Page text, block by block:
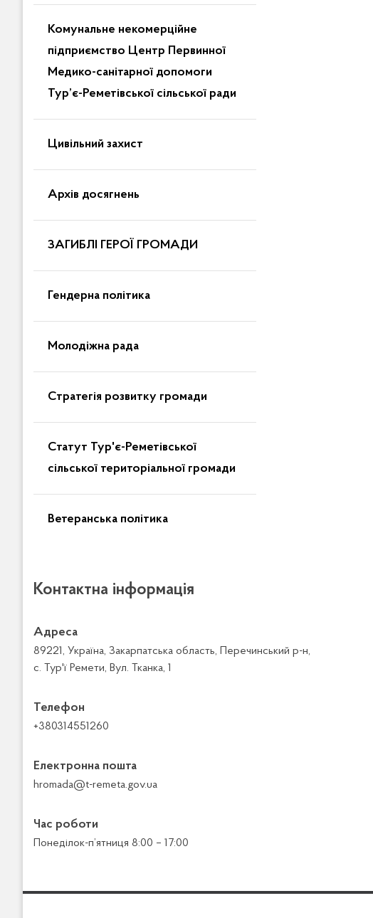
Комунальне некомерційне
підприємство Центр Первинної
Медико-санітарної допомоги
Тур’є-Реметівської сільської ради
Цивільний захист
Архів досягнень
ЗАГИБЛІ ГЕРОЇ ГРОМАДИ
Гендерна політика
Молодіжна рада
Стратегія розвитку громади
Статут Тур'є-Реметівської
сільської територіальної громади
Ветеранська політика
Контактна інформація
Адреса
89221, Україна, Закарпатська область, Перечинський р-н,
с. Тур'ї Ремети, Вул. Тканка, 1
Телефон
+380314551260
Електронна пошта
hromada@t-remeta.gov.ua
Час роботи
Понеділок-п’ятниця 8:00 – 17:00